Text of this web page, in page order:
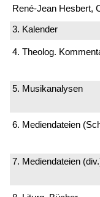
René-Jean Hesbert,
3. Kalender
4. Theolog.
5. Musikanalysen
6. Mediendateien
7. Mediendateien